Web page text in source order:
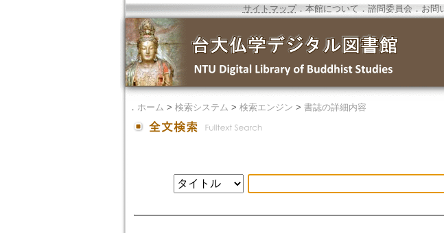
サイトマップ．本館について ． 諮問委員会． お問
． ホーム > 検索システム > 検索エンジン > 書誌の詳細内容